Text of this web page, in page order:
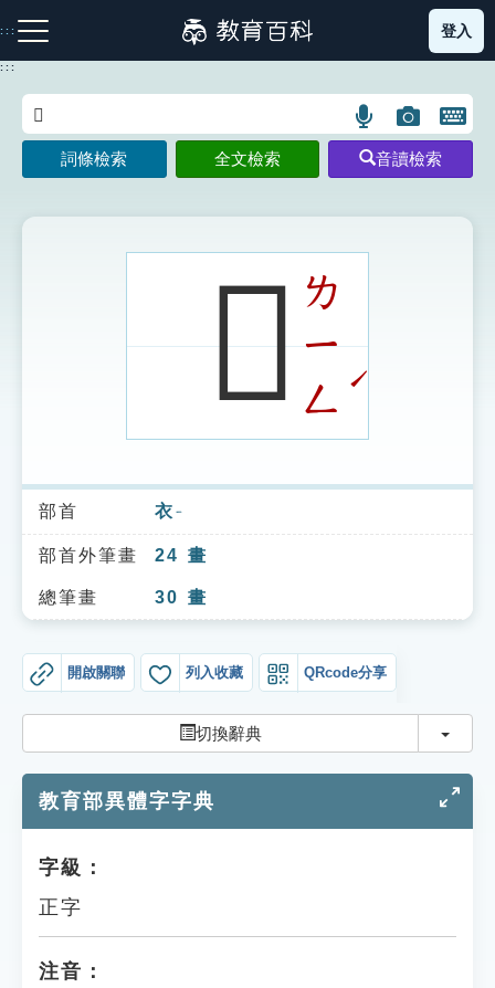
到
主
:::
注音索引圖示 筆畫索引圖示 部首索引表圖示
索引選單
知識索引
單字索引
貓頭鷹博士
登入
:::
語
言
搜
示
圖
片
搜
開
鍵
圖
詞條檢索 全文檢索 音讀檢索
𧟙ㄌ
ㄧ
ㄥ
ˊ
部首 衣 ㄧ
部首外筆畫 24 畫
總筆畫 30 畫
開啟關聯 列入收藏 QRcode分享
切換辭典 切換
教育部異體字字典
字級：
正字
注音：